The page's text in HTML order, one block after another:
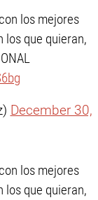
los mejores
los que quieran,
December 30,
los mejores
los que quieran,